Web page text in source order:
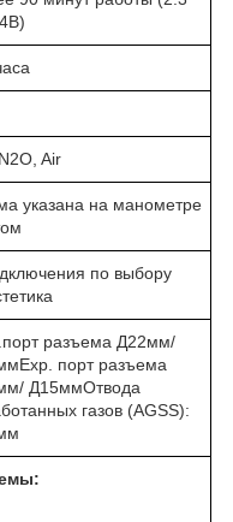
Air
указана на манометре
по выбору
разъема Д22мм/
порт разъема
Д15ммОтвода
газов (AGSS):